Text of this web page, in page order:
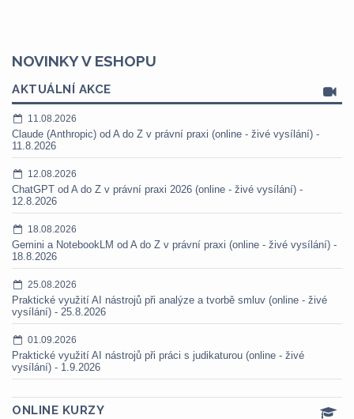
NOVINKY V ESHOPU
AKTUÁLNÍ AKCE
11.08.2026
Claude (Anthropic) od A do Z v právní praxi (online - živé vysílání) -
11.8.2026
12.08.2026
ChatGPT od A do Z v právní praxi 2026 (online - živé vysílání) -
12.8.2026
18.08.2026
Gemini a NotebookLM od A do Z v právní praxi (online - živé vysílání) -
18.8.2026
25.08.2026
Praktické využití AI nástrojů při analýze a tvorbě smluv (online - živé
vysílání) - 25.8.2026
01.09.2026
Praktické využití AI nástrojů při práci s judikaturou (online - živé
vysílání) - 1.9.2026
ONLINE KURZY